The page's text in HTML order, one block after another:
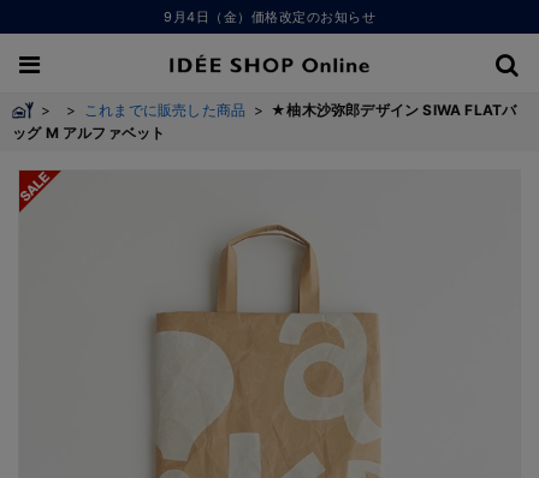
9月4日（金）価格改定のお知らせ
> > これまでに販売した商品 > ★柚木沙弥郎デザイン SIWA FLATバ
ッグ M アルファベット